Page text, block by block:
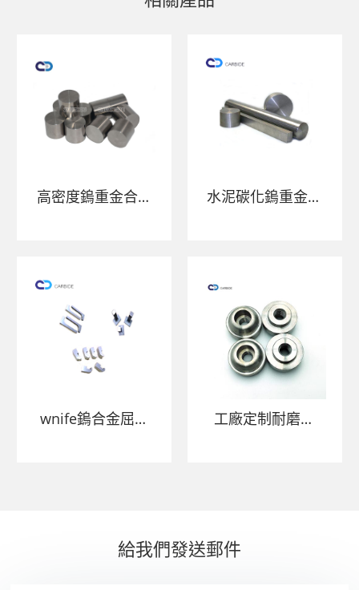
高密度鎢重金合金
水泥碳化鎢重金合
wnife鎢合金屈曲
工廠定制耐磨性
給我們發送郵件